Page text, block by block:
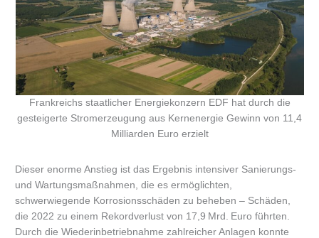
Frankreichs staatlicher Energiekonzern EDF hat durch die
gesteigerte Stromerzeugung aus Kernenergie Gewinn von 11,4
Milliarden Euro erzielt
Dieser enorme Anstieg ist das Ergebnis intensiver Sanierungs-
und Wartungsmaßnahmen, die es ermöglichten,
schwerwiegende Korrosionsschäden zu beheben – Schäden,
die 2022 zu einem Rekordverlust von 17,9 Mrd. Euro führten.
Durch die Wiederinbetriebnahme zahlreicher Anlagen konnte